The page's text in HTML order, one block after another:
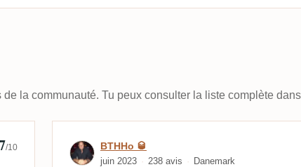
la communauté. Tu peux consulter la liste complète
/10 Avis de BTHHo 🥃
BTHHo 🥃
juin 2023 238 avis Danemark